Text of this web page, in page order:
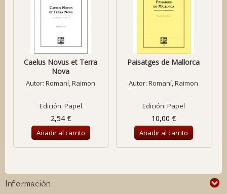
Caelus Novus et Terra
Nova
Autor:Romaní, Raimon
Edición: Papel
2,54 €
Añadir al carrito
Paisatges de Mallorca
Autor:Romaní, Raimon
Edición: Papel
10,00 €
Añadir al carrito
Información